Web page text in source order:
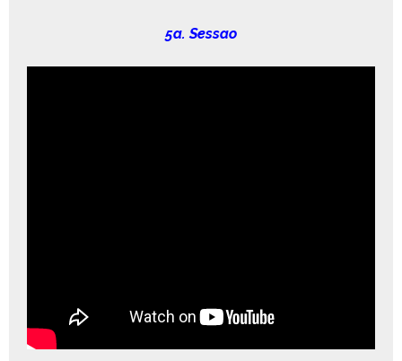
5a. Ses­sao